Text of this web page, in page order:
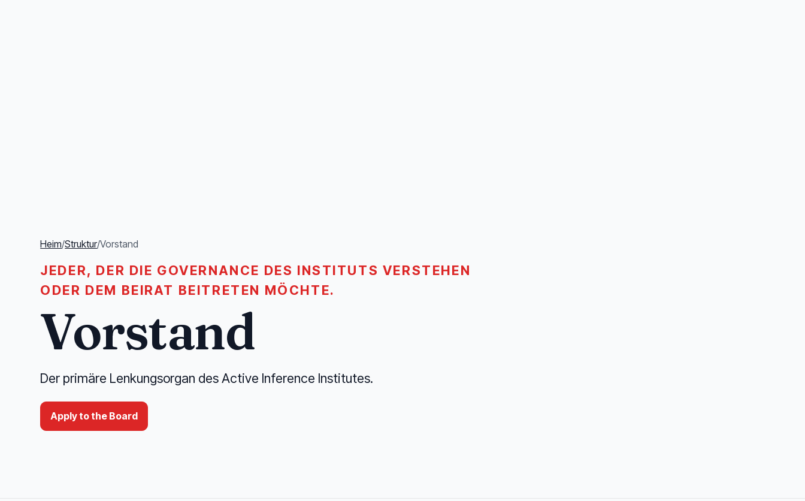
Heim/Struktur/Vorstand
JEDER, DER DIE GOVERNANCE DES INSTITUTS VERSTEHEN
ODER DEM BEIRAT BEITRETEN MÖCHTE.
Vorstand
Der primäre Lenkungsorgan des Active Inference Institutes.
Apply to the Board